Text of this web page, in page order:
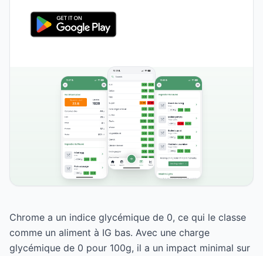
Chrome a un indice glycémique de 0, ce qui le classe
comme un aliment à IG bas. Avec une charge
glycémique de 0 pour 100g, il a un impact minimal sur